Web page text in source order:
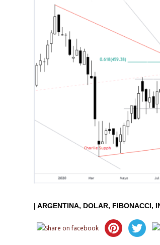
|ARGENTINA DOLAR FIBONACCI